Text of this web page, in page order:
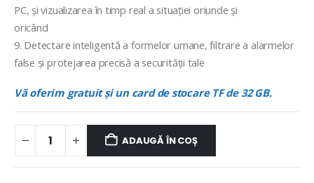
PC, și vizualizarea în timp real a situației oriunde și
oricând
9. Detectare inteligentă a formelor umane, filtrare a alarmelor
false și protejarea precisă a securității tale
Vă oferim gratuit și un card de stocare TF de 32 GB.
ADAUGĂ ÎN COȘ